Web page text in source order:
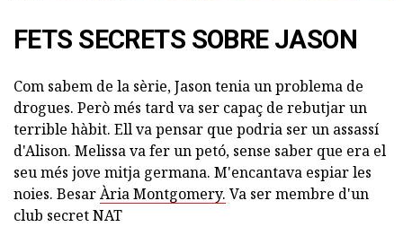
FETS SECRETS SOBRE JASON
Com sabem de la sèrie, Jason tenia un problema de
drogues. Però més tard va ser capaç de rebutjar un
terrible hàbit. Ell va pensar que podria ser un assassí
d'Alison. Melissa va fer un petó, sense saber que era el
seu més jove mitja germana. M'encantava espiar les
noies. BesarÀria Montgomery. Va ser membre d'un
club secret NAT